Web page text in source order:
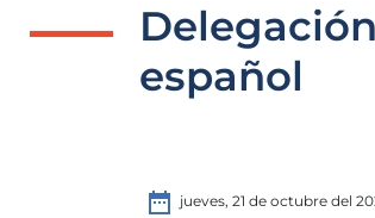
español
date_range jueves, 21 de octubre del